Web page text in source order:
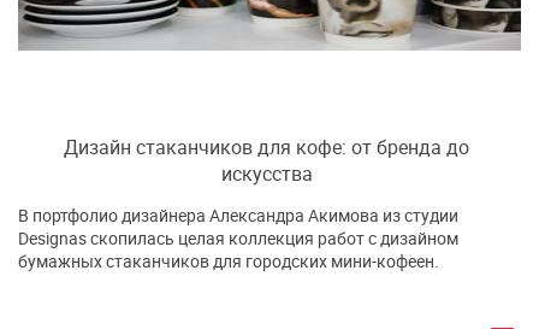
Дизайн стаканчиков для кофе: от бренда до
искусства
В портфолио дизайнера Александра Акимова из студии
Designas скопилась целая коллекция работ с дизайном
бумажных стаканчиков для городских мини-кофеен.